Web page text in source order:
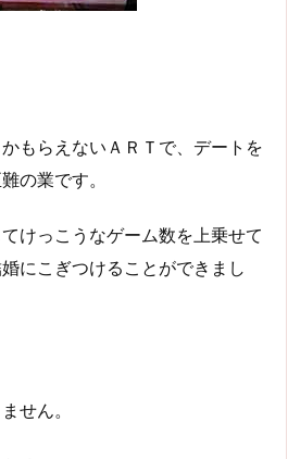
もらえないＡＲＴで、デートを
の業です。
けっこうなゲーム数を上乗せて
にこぎつけることができまし
せん。